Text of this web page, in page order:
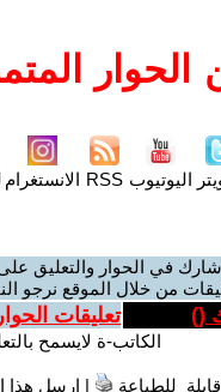
اليوتيوب RSS الانستغرام
في الحوار والتعليق
من خلال الموقع نرجو
(
) تعليقات
الكاتب-ة لايسمح
للطباعة | ارسل